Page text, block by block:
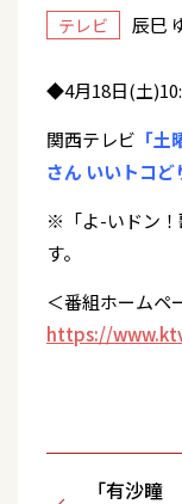
テレビ 辰巳
◆4月18日(土
関西テレビ 「
さん いいトコど
※「よ-いドン！
す。
＜番組ホームペ
https://
「有沙瞳